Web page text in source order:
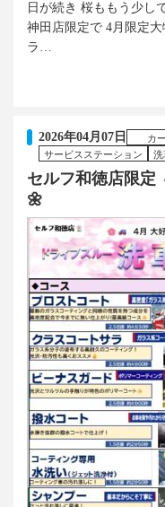
日が続き 桜ももう少
神田店限定で 4月限定
ラ…
2026年04月07日 カ
サービスステーション
洗
セルフ和徳店限定
🌼